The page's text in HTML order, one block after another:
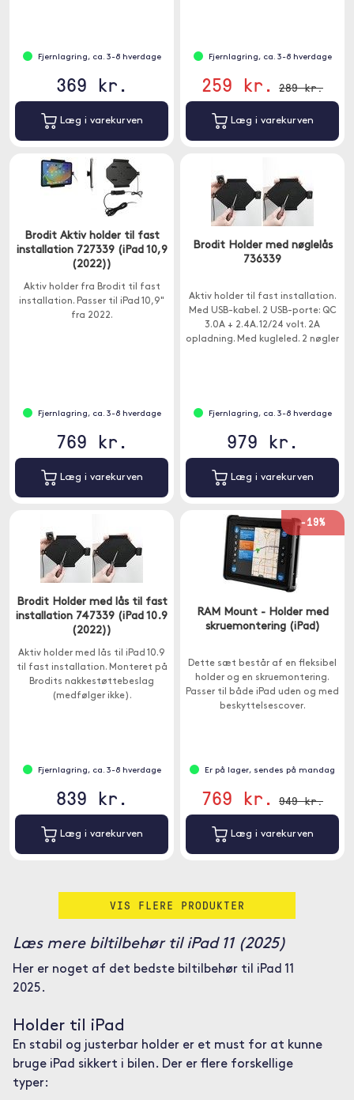
Fjernlagring, ca. 3-8 hverdage
369 kr.
Læg i varekurven
Fjernlagring, ca. 3-8 hverdage
259 kr. 289 kr.
Læg i varekurven
Brodit Aktiv holder til fast
installation 727339 (iPad 10,9
(2022))
Aktiv holder fra Brodit til fast
installation. Passer til iPad 10,9"
fra 2022.
Fjernlagring, ca. 3-8 hverdage
769 kr.
Læg i varekurven
Brodit Holder med nøglelås
736339
Aktiv holder til fast installation.
Med USB-kabel. 2 USB-porte: QC
3.0A + 2.4A. 12/24 volt. 2A
opladning. Med kugleled. 2 nøgler
Fjernlagring, ca. 3-8 hverdage
979 kr.
Læg i varekurven
Brodit Holder med lås til fast
installation 747339 (iPad 10.9
(2022))
Aktiv holder med lås til iPad 10.9
til fast installation. Monteret på
Brodits nakkestøttebeslag
(medfølger ikke).
Fjernlagring, ca. 3-8 hverdage
839 kr.
Læg i varekurven
-19%
RAM Mount - Holder med
skruemontering (iPad)
Dette sæt består af en fleksibel
holder og en skruemontering.
Passer til både iPad uden og med
beskyttelsescover.
Er på lager, sendes på mandag
769 kr. 949 kr.
Læg i varekurven
VIS FLERE PRODUKTER
Læs mere biltilbehør til iPad 11 (2025)
Her er noget af det bedste biltilbehør til iPad 11
2025.
Holder til iPad
En stabil og justerbar holder er et must for at kunne
bruge iPad sikkert i bilen. Der er flere forskellige
typer: